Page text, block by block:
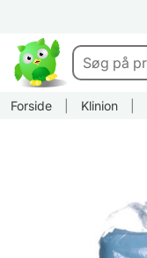
Forside Klinion